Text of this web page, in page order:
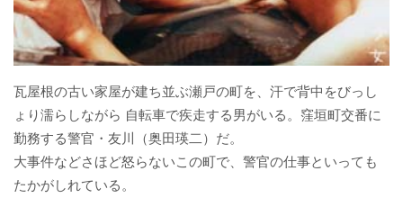
瓦屋根の古い家屋が建ち並ぶ瀬戸の町を、汗で背中をびっし
ょり濡らしながら 自転車で疾走する男がいる。窪垣町交番に
勤務する警官・友川（奥田瑛二）だ。
大事件などさほど怒らないこの町で、警官の仕事といっても
たかがしれている。